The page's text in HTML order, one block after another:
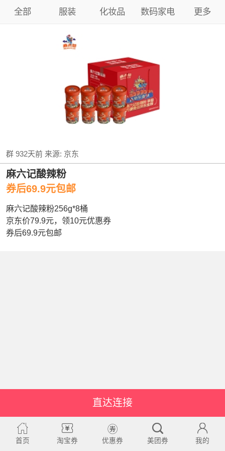
全部 服装 化妆品 数码家电 更多
群 932天前来源: 京东
麻六记酸辣粉
券后69.9元包邮
麻六记酸辣粉256g*8桶
京东价79.9元，领10元优惠券
券后69.9元包邮
直达连接
首页 淘宝券 优惠券 美团券 我的